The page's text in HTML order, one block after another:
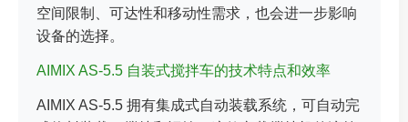
空间限制、可达性和移动性需求，也会进一步影响
设备的选择。
AIMIX AS-5.5 自装式搅拌车的技术特点和效率
AIMIX AS-5.5 拥有集成式自动装载系统，可自动完